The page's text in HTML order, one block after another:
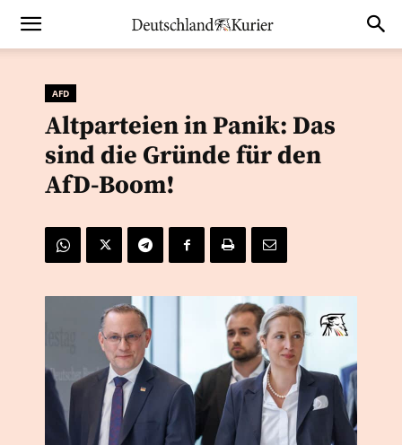
AFD
Altparteien in Panik: Das
sind die Gründe für den
AfD-Boom!